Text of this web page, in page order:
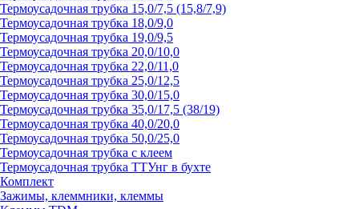
Термоусадочная трубка 15,0/7,5 (15,8/7,9)
Термоусадочная трубка 18,0/9,0
Термоусадочная трубка 19,0/9,5
Термоусадочная трубка 20,0/10,0
Термоусадочная трубка 22,0/11,0
Термоусадочная трубка 25,0/12,5
Термоусадочная трубка 30,0/15,0
Термоусадочная трубка 35,0/17,5 (38/19)
Термоусадочная трубка 40,0/20,0
Термоусадочная трубка 50,0/25,0
Термоусадочная трубка с клеем
Термоусадочная трубка ТТУнг в бухте
Комплект
Зажимы, клеммники, клеммы